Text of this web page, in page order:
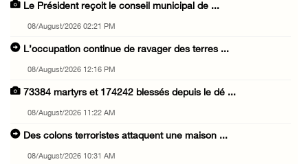
Le Président reçoit le conseil municipal de ...
08/August/2026 02:21 PM
L’occupation continue de ravager des terres ...
08/August/2026 12:16 PM
73384 martyrs et 174242 blessés depuis le dé ...
08/August/2026 11:22 AM
Des colons terroristes attaquent une maison ...
08/August/2026 10:31 AM